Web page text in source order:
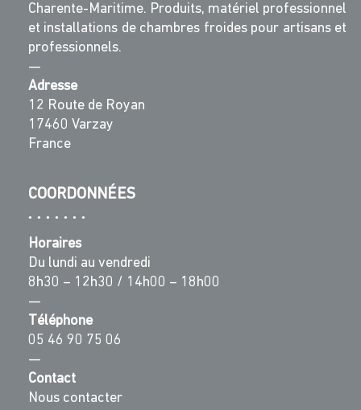
Charente-Maritime. Produits, matériel professionnel
et installations de chambres froides pour artisans et
professionnels.
—
Adresse
12 Route de Royan
17460 Varzay
France
COORDONNÉES
Horaires
Du lundi au vendredi
8h30 – 12h30 / 14h00 – 18h00
—
Téléphone
05 46 90 75 06
—
Contact
Nous contacter